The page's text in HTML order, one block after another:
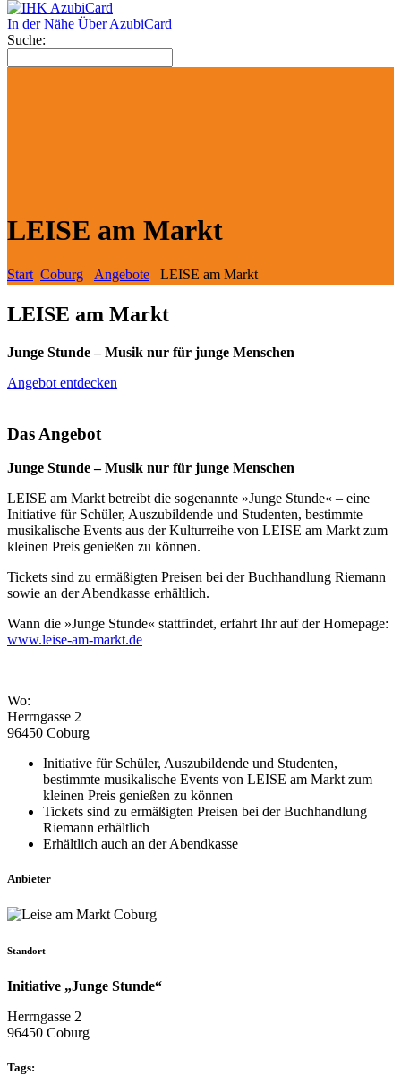
In der Nähe Über AzubiCard
Suche:
LEISE am Markt
Start Coburg Angebote LEISE am Markt
LEISE am Markt
Junge Stunde – Musik nur für junge Menschen
Angebot entdecken
Das Angebot
Junge Stunde – Musik nur für junge Menschen
LEISE am Markt betreibt die sogenannte »Junge Stunde« – eine
Initiative für Schüler, Auszubildende und Studenten, bestimmte
musikalische Events aus der Kulturreihe von LEISE am Markt zum
kleinen Preis genießen zu können.
Tickets sind zu ermäßigten Preisen bei der Buchhandlung Riemann
sowie an der Abendkasse erhältlich.
Wann die »Junge Stunde« stattfindet, erfahrt Ihr auf der Homepage:
www.leise-am-markt.de
Wo:
Herrngasse 2
96450 Coburg
Initiative für Schüler, Auszubildende und Studenten,
bestimmte musikalische Events von LEISE am Markt zum
kleinen Preis genießen zu können
Tickets sind zu ermäßigten Preisen bei der Buchhandlung
Riemann erhältlich
Erhältlich auch an der Abendkasse
Anbieter
Standort
Initiative „Junge Stunde“
Herrngasse 2
96450 Coburg
Tags: